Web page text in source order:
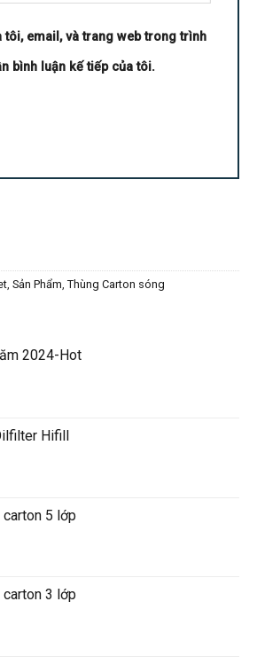
tôi, email, và trang web trong trình
bình luận kế tiếp của tôi.
, Sản Phẩm Thùng Carton sóng
2024-Hot
Hifill
carton 5 lớp
carton 3 lớp